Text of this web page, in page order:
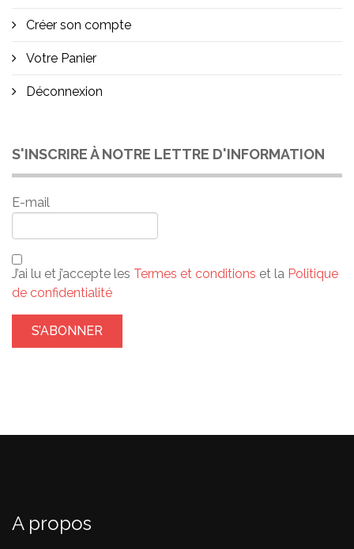
Créer son compte
Votre Panier
Déconnexion
S'INSCRIRE À NOTRE LETTRE D'INFORMATION
E-mail
J’ai lu et j’accepte les Termes et conditions et la Politique
de confidentialité
A propos